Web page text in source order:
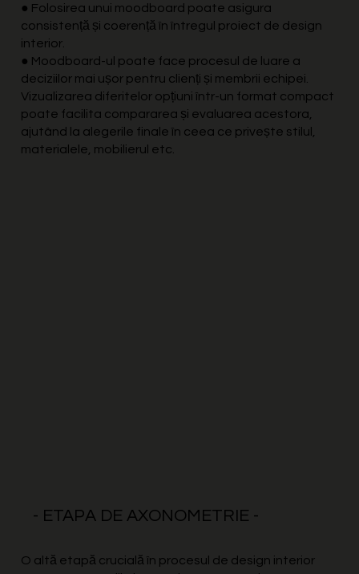
● Folosirea unui moodboard poate asigura
consistență și coerență în întregul proiect de design
interior.
● Moodboard-ul poate face procesul de luare a
deciziilor mai ușor pentru clienți și membrii echipei.
Vizualizarea diferitelor opțiuni într-un format compact
poate facilita compararea și evaluarea acestora,
ajutând la alegerile finale în ceea ce privește stilul,
materialele, mobilierul etc.
O altă etapă crucială în procesul de design interior
- ETAPA DE AXONOMETRIE -